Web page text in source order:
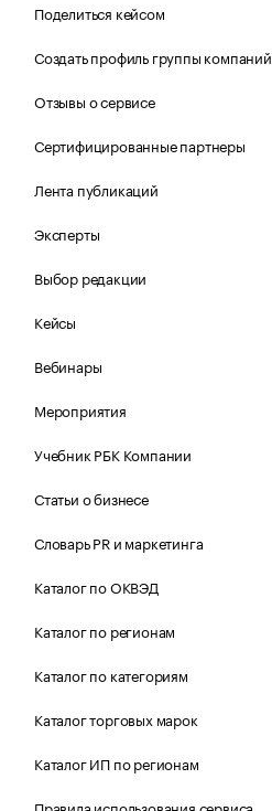
Поделиться кейсом
Создать профиль группы компаний
Отзывы о сервисе
Сертифицированные партнеры
Лента публикаций
Эксперты
Выбор редакции
Кейсы
Вебинары
Мероприятия
Учебник РБК Компании
Статьи о бизнесе
Словарь PR и маркетинга
Каталог по ОКВЭД
Каталог по регионам
Каталог по категориям
Каталог торговых марок
Каталог ИП по регионам
Правила использования сервиса